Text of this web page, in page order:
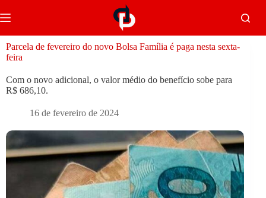
Parcela de fevereiro do novo Bolsa Família é paga nesta sexta-
feira
Com o novo adicional, o valor médio do benefício sobe para
R$ 686,10.
16 de fevereiro de 2024